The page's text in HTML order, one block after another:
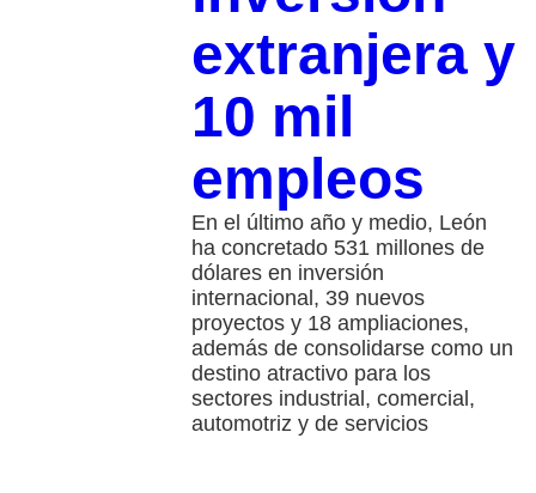
extranjera y
10 mil
empleos
En el último año y medio, León
ha concretado 531 millones de
dólares en inversión
internacional, 39 nuevos
proyectos y 18 ampliaciones,
además de consolidarse como un
destino atractivo para los
sectores industrial, comercial,
automotriz y de servicios